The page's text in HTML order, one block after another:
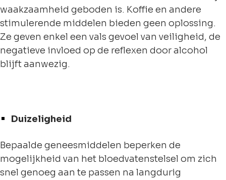
waakzaamheid geboden is. Koffie en andere
stimulerende middelen bieden geen oplossing.
Ze geven enkel een vals gevoel van veiligheid, de
negatieve invloed op de reflexen door alcohol
blijft aanwezig.
Duizeligheid
Bepaalde geneesmiddelen beperken de
mogelijkheid van het bloedvatenstelsel om zich
snel genoeg aan te passen na langdurig